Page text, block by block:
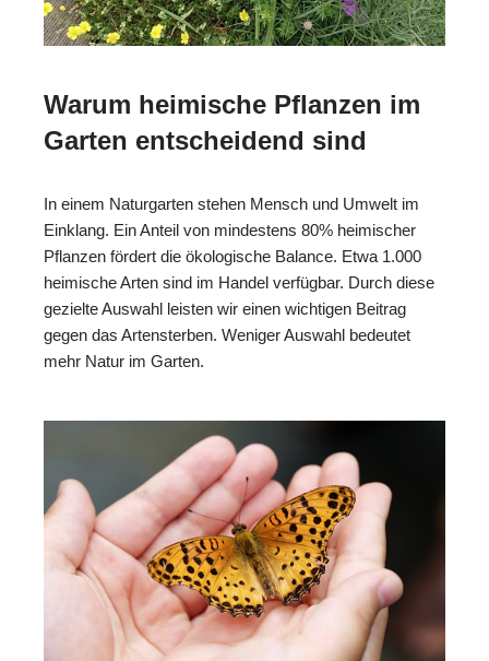
Warum heimische Pflanzen im
Garten entscheidend sind
In einem Naturgarten stehen Mensch und Umwelt im
Einklang. Ein Anteil von mindestens 80% heimischer
Pflanzen fördert die ökologische Balance. Etwa 1.000
heimische Arten sind im Handel verfügbar. Durch diese
gezielte Auswahl leisten wir einen wichtigen Beitrag
gegen das Artensterben. Weniger Auswahl bedeutet
mehr Natur im Garten.